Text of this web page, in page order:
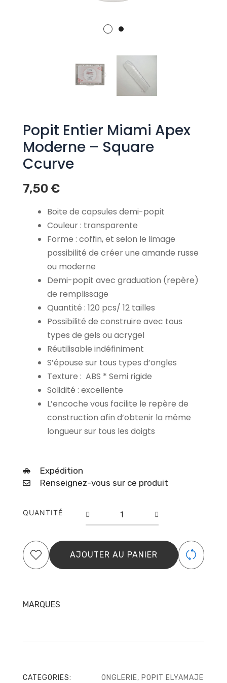
Popit Entier Miami Apex
Moderne – Square
Ccurve
7,50 €
Boite de capsules demi-popit
Couleur : transparente
Forme : coffin, et selon le limage
possibilité de créer une amande russe
ou moderne
Demi-popit avec graduation (repère)
de remplissage
Quantité : 120 pcs/ 12 tailles
Possibilité de construire avec tous
types de gels ou acrygel
Réutilisable indéfiniment
S’épouse sur tous types d’ongles
Texture : ABS * Semi rigide
Solidité : excellente
L’encoche vous facilite le repère de
construction afin d’obtenir la même
longueur sur tous les doigts
Expédition
Renseignez-vous sur ce produit
QUANTITÉ
Entier
Apex
Moderne
AJOUTER AU PANIER
MARQUES
CATEGORIES: ONGLERIE, POPIT ELYAMAJE